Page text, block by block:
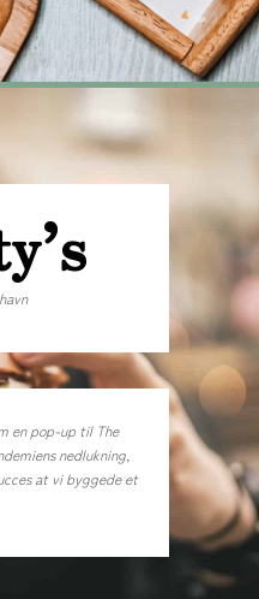
en pop-up til The
nedlukning,
at vi byggede et